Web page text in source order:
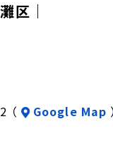
区｜
（ Google Map